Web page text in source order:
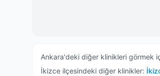
Ankara'deki diğer klinikleri görmek
İkizce ilçesindeki diğer klinikler: